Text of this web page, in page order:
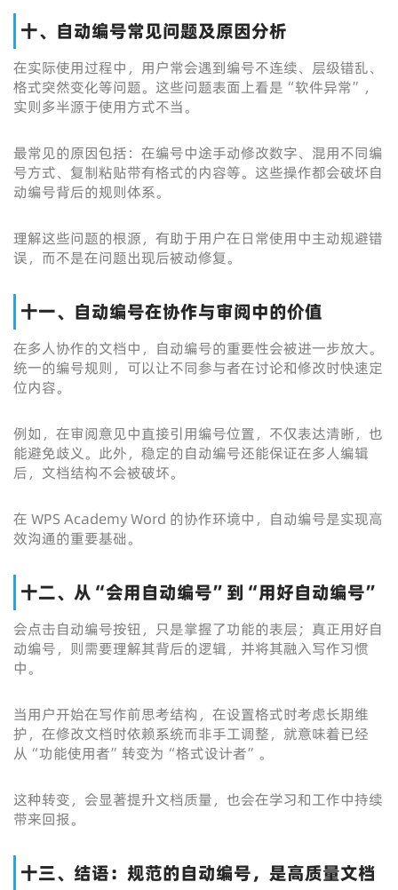
十、自动编号常见问题及原因分析
在实际使用过程中，用户常会遇到编号不连续、层级错乱、
格式突然变化等问题。这些问题表面上看是“软件异常”，
实则多半源于使用方式不当。
最常见的原因包括：在编号中途手动修改数字、混用不同编
号方式、复制粘贴带有格式的内容等。这些操作都会破坏自
动编号背后的规则体系。
理解这些问题的根源，有助于用户在日常使用中主动规避错
误，而不是在问题出现后被动修复。
十一、自动编号在协作与审阅中的价值
在多人协作的文档中，自动编号的重要性会被进一步放大。
统一的编号规则，可以让不同参与者在讨论和修改时快速定
位内容。
例如，在审阅意见中直接引用编号位置，不仅表达清晰，也
能避免歧义。此外，稳定的自动编号还能保证在多人编辑
后，文档结构不会被破坏。
在 WPS Academy Word 的协作环境中，自动编号是实现高
效沟通的重要基础。
十二、从“会用自动编号”到“用好自动编号”
会点击自动编号按钮，只是掌握了功能的表层；真正用好自
动编号，则需要理解其背后的逻辑，并将其融入写作习惯
中。
当用户开始在写作前思考结构，在设置格式时考虑长期维
护，在修改文档时依赖系统而非手工调整，就意味着已经
从“功能使用者”转变为“格式设计者”。
这种转变，会显著提升文档质量，也会在学习和工作中持续
带来回报。
十三、结语：规范的自动编号，是高质量文档